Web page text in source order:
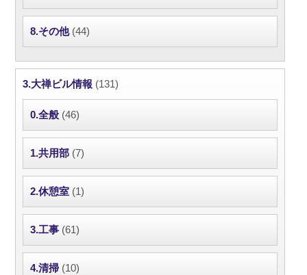
8.その他(44)
3.大禅ビル情報 (131)
0.全般 (46)
1.共用部 (7)
2.休憩室 (1)
3.工事 (61)
4.清掃 (10)